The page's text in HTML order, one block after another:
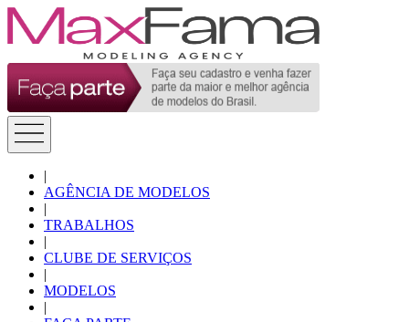
|
AGÊNCIA DE MODELOS
|
TRABALHOS
|
CLUBE DE SERVIÇOS
|
MODELOS
|